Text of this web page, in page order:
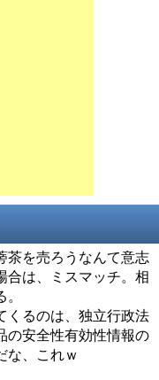
茶を売ろうなんて意志
合は、ミスマッチ。相
くるのは、独立行政法
の安全性有効性情報の
な、これｗ